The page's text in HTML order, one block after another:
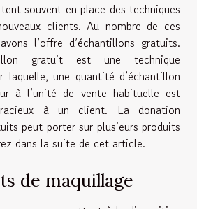
souvent en place des techniques
clients. Au nombre de ces
l’offre d’échantillons gratuits.
gratuit est une technique
laquelle, une quantité d’échantillon
à l’unité de vente habituelle est
à un client. La donation
peut porter sur plusieurs produits
dans la suite de cet article.
de maquillage